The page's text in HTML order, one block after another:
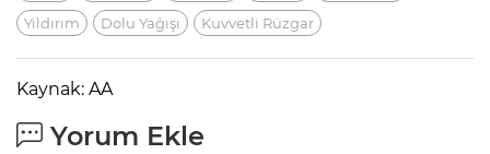
Yıldırım
Dolu Yağışı Kuvvetli Rüzgar
Kaynak: AA
Yorum Ekle